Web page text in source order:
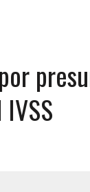
LA CASA SE INUNDABA
A MANOS DE VARIOS
CON MÁS DE 20